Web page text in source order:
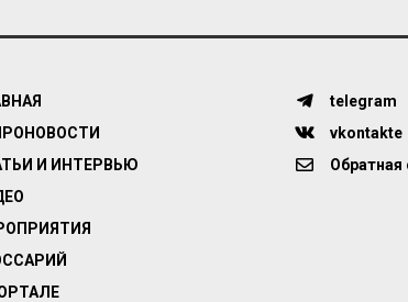
И ИНТЕРВЬЮ
telegram
vkontakte
Обратная